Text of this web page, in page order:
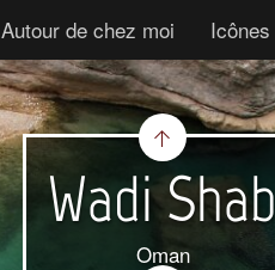
Autour de chez moi Icônes
Wadi Shab
Oman